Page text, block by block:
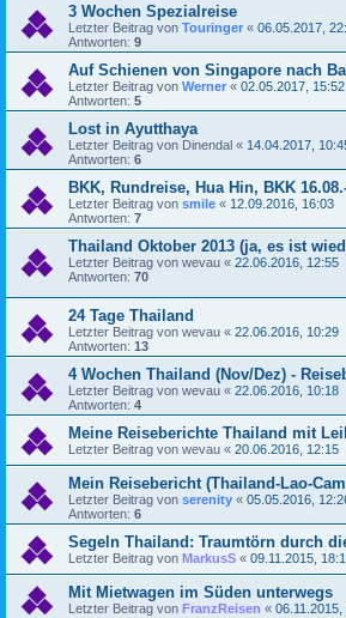
3 Wochen Spezialreise
Letzter Beitrag von Touringer « 06.05.2017,
Antworten: 9
Auf Schienen von Singapore nach
Letzter Beitrag von Werner « 02.05.2017, 15:52
Antworten: 5
Lost in Ayutthaya
Letzter Beitrag von Dinendal « 14.04.2017,
Antworten: 6
BKK, Rundreise, Hua Hin, BKK
Letzter Beitrag von smile « 12.09.2016, 16:03
Antworten: 7
Thailand Oktober 2013 (ja, es ist
Letzter Beitrag von wevau « 22.06.2016, 12:55
Antworten: 70
24 Tage Thailand
Letzter Beitrag von wevau « 22.06.2016, 10:29
Antworten: 13
4 Wochen Thailand (Nov/Dez) -
Letzter Beitrag von wevau « 22.06.2016, 10:18
Antworten: 4
Meine Reiseberichte Thailand mit
Letzter Beitrag von wevau « 20.06.2016, 12:15
Mein Reisebericht (Thailand-Lao-
Letzter Beitrag von serenity « 05.05.2016,
Antworten: 6
Segeln Thailand: Traumtörn durch
Letzter Beitrag von MarkusS « 09.11.2015,
Mit Mietwagen im Süden unterwegs
Letzter Beitrag von FranzReisen « 06.11.2015,